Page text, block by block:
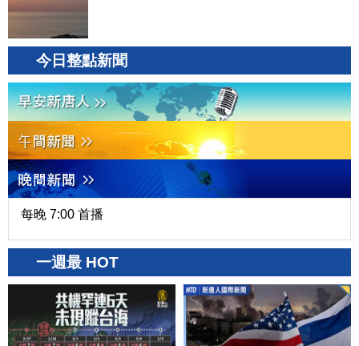
今日整點新聞
每晚 7:00 首播
一週最 HOT